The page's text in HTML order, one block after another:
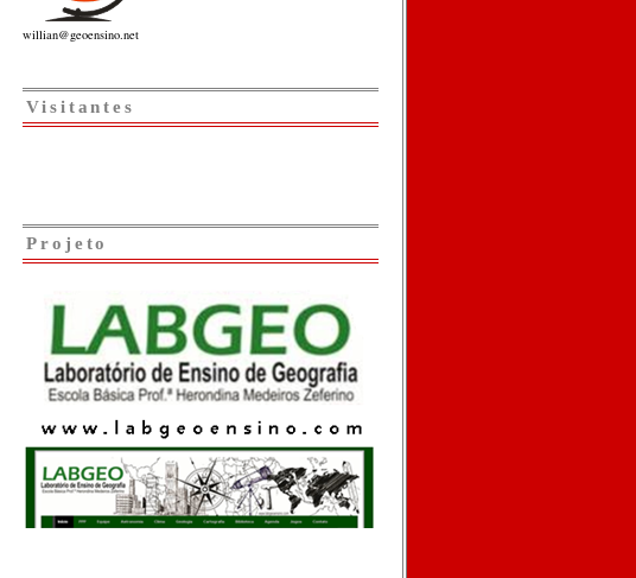
willian@geoensino.net
Visitantes
Projeto